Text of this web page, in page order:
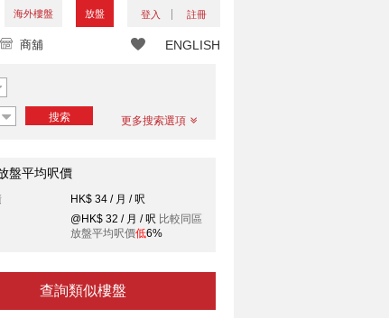
海外樓盤 放盤 登入 註冊
ENGLISH
商舖
搜索 更多搜索選項
盤平均呎價
HK$ 34 / 月 / 呎
@HK$ 32 / 月 / 呎 比較同區
放盤平均呎價低6%
查詢類似樓盤